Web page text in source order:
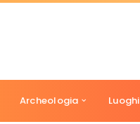
Archeologia Luoghi